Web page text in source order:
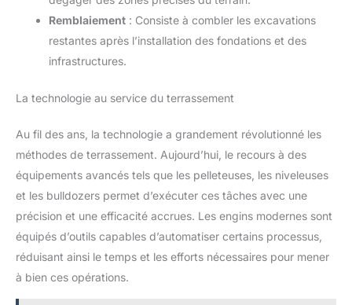
Remblaiement : Consiste à combler les excavations
restantes après l’installation des fondations et des
infrastructures.
La technologie au service du terrassement
Au fil des ans, la technologie a grandement révolutionné les
méthodes de terrassement. Aujourd’hui, le recours à des
équipements avancés tels que les pelleteuses, les niveleuses
et les bulldozers permet d’exécuter ces tâches avec une
précision et une efficacité accrues. Les engins modernes sont
équipés d’outils capables d’automatiser certains processus,
réduisant ainsi le temps et les efforts nécessaires pour mener
à bien ces opérations.